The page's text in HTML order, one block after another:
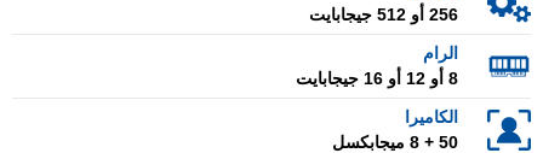
256 أو 512 جيجابايت
الرام
8 أو 12 أو 16 جيجابايت
الكاميرا
50 + 8 ميجابكسل